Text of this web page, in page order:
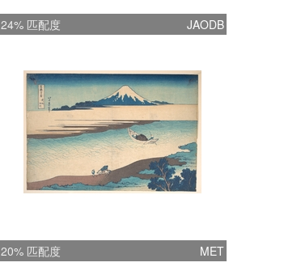
24% 匹配度 JAODB
20% 匹配度 MET